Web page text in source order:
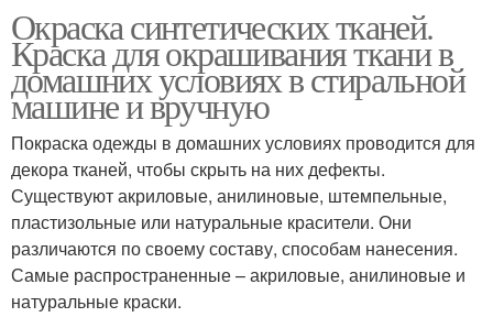
Окраска синтетических тканей.
Краска для окрашивания ткани в
домашних условиях в стиральной
машине и вручную
Покраска одежды в домашних условиях проводится для
декора тканей, чтобы скрыть на них дефекты.
Существуют акриловые, анилиновые, штемпельные,
пластизольные или натуральные красители. Они
различаются по своему составу, способам нанесения.
Самые распространенные – акриловые, анилиновые и
натуральные краски.